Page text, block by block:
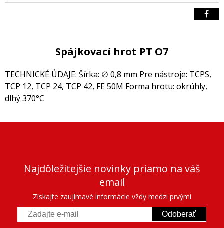
Spájkovací hrot PT O7
TECHNICKÉ ÚDAJE: Šírka: ∅ 0,8 mm Pre nástroje: TCPS,
TCP 12, TCP 24, TCP 42, FE 50M Forma hrotu: okrúhly,
dlhý 370°C
Najdôležitejšie novinky priamo na váš
email
Získajte zaujímavé informácie vždy medzi prvými
Odoberať